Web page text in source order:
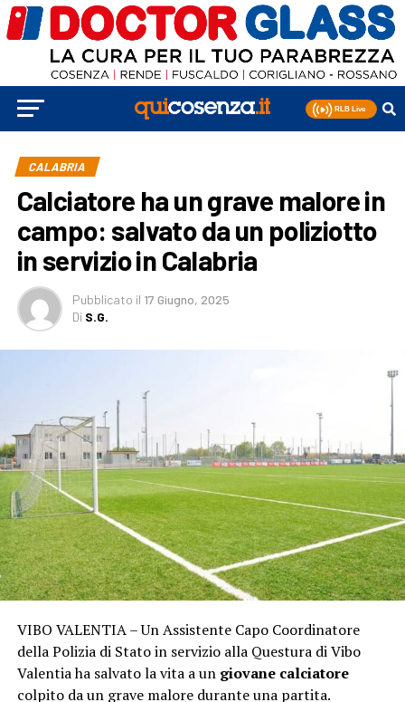
CALABRIA
Calciatore ha un grave malore in
campo: salvato da un poliziotto
in servizio in Calabria
Pubblicato il 17 Giugno, 2025
Di S.G.
VIBO VALENTIA – Un Assistente Capo Coordinatore
della Polizia di Stato in servizio alla Questura di Vibo
Valentia ha salvato la vita a un giovane calciatore
colpito da un grave malore durante una partita.